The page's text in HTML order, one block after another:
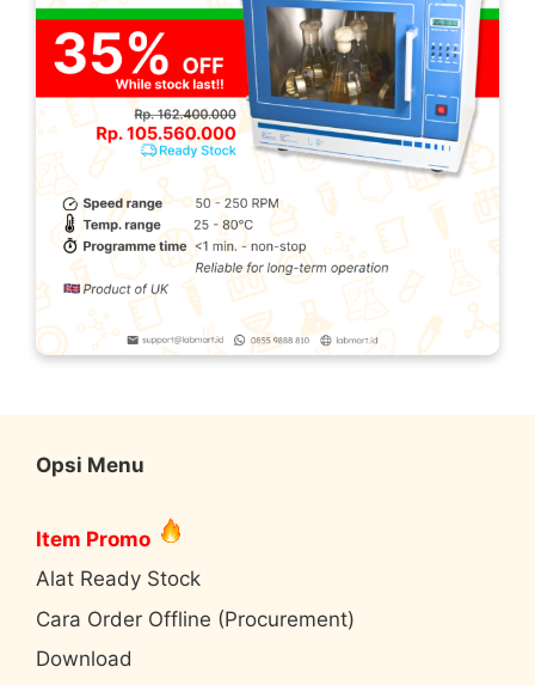
Opsi Menu
Item Promo
Alat Ready Stock
Cara Order Offline (Procurement)
Download